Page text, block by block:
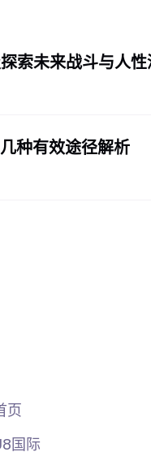
索未来战斗与人
种有效途径解析
页
国际